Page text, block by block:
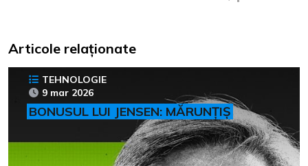
Articole relaționate
TEHNOLOGIE
9 mar 2026
BONUSUL LUI JENSEN: MĂRUNȚIȘ